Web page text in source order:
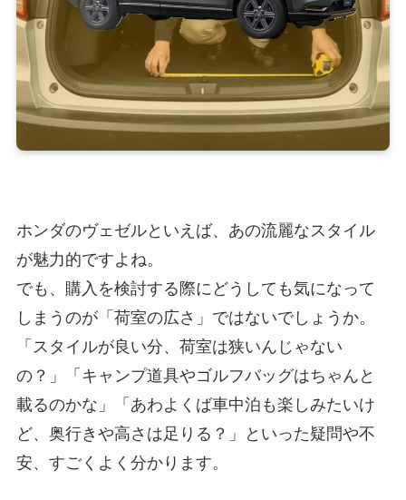
ホンダのヴェゼルといえば、あの流麗なスタイル
が魅力的ですよね。
でも、購入を検討する際にどうしても気になって
しまうのが「荷室の広さ」ではないでしょうか。
「スタイルが良い分、荷室は狭いんじゃない
の？」「キャンプ道具やゴルフバッグはちゃんと
載るのかな」「あわよくば車中泊も楽しみたいけ
ど、奥行きや高さは足りる？」といった疑問や不
安、すごくよく分かります。